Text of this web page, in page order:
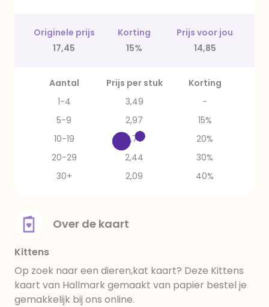
Originele prijs Korting
Prijs voor jou
17,45
15% 14,85
Aantal Prijs per stuk
Korting
1-4
3,49
-
5-9
2,97
15%
10-19
2,79
20%
20-29
2,44
30%
30+
2,09 40%
Over de kaart
Kittens
Op zoek naar een dieren,kat kaart? Deze Kittens
kaart van Hallmark gemaakt van papier bestel je
gemakkelijk bij ons online.